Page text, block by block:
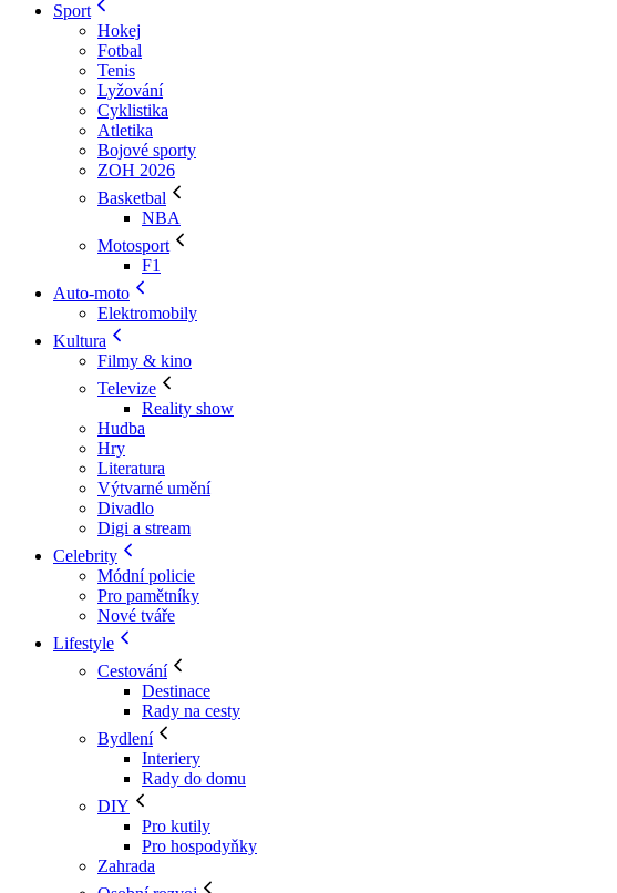
Sport
Hokej
Fotbal
Tenis
Lyžování
Cyklistika
Atletika
Bojové sporty
ZOH 2026
Basketbal
NBA
Motosport
F1
Auto-moto
Elektromobily
Kultura
Filmy & kino
Televize
Reality show
Hudba
Hry
Literatura
Výtvarné umění
Divadlo
Digi a stream
Celebrity
Módní policie
Pro pamětníky
Nové tváře
Lifestyle
Cestování
Destinace
Rady na cesty
Bydlení
Interiery
Rady do domu
DIY
Pro kutily
Pro hospodyňky
Zahrada